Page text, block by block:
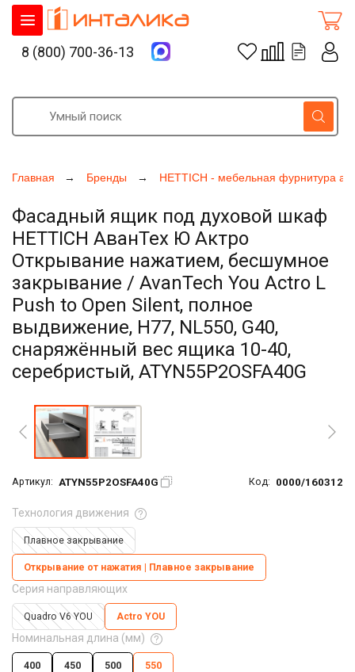
Главная Бренды HETTICH - мебельная фурнитура
Фасадный ящик под духовой шкаф
HETTICH АванТех Ю Актро
Открывание нажатием, бесшумное
закрывание / AvanTech You Actro L
Push to Open Silent, полное
выдвижение, H77, NL550, G40,
снаряжённый вес ящика 10-40,
серебристый, ATYN55P2OSFA40G
Артикул: ATYN55P2OSFA40G Код: 0000/160312
Технология движения
Плавное закрывание
Открывание от нажатия | Плавное закрывание
Серия направляющих
Quadro V6 YOU Actro YOU
Номинальная длина (мм)
400 450 500 550
8 (800) 700-36-13